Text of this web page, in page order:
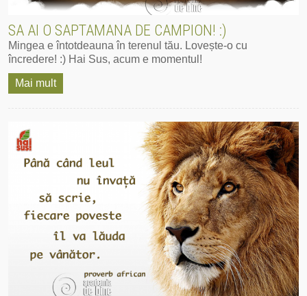
SA AI O SAPTAMANA DE CAMPION! :)
Mingea e întotdeauna în terenul tău. Lovește-o cu
încredere! :) ‪Hai Sus‬, ‪‎acum‬ e momentul!
Mai mult